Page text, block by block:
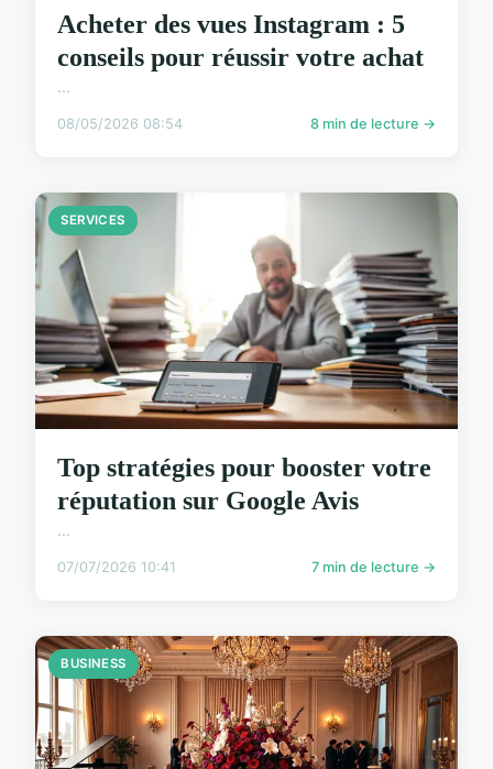
Acheter des vues Instagram : 5
conseils pour réussir votre achat
...
08/05/2026 08:54 8 min de lecture →
SERVICES
Top stratégies pour booster votre
réputation sur Google Avis
...
07/07/2026 10:41 7 min de lecture →
BUSINESS